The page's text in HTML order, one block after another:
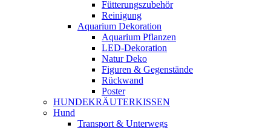
Fütterungszubehör
Reinigung
Aquarium Dekoration
Aquarium Pflanzen
LED-Dekoration
Natur Deko
Figuren & Gegenstände
Rückwand
Poster
HUNDEKRÄUTERKISSEN
Hund
Transport & Unterwegs